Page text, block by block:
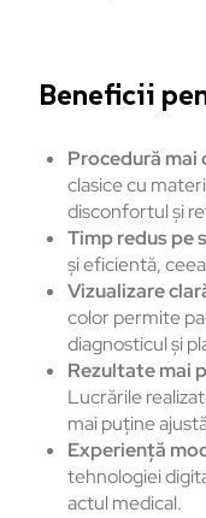
Beneficii
Procedură
clasice cu
disconfortul și
Timp redus pe
și eficientă,
Vizualizare
color permite
diagnosticul și
Rezultate mai
Lucrările
mai puține
Experiență
tehnologiei
actul medical.